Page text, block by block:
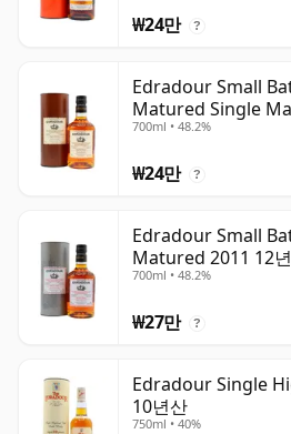
₩24만 ?
Edradour Small
Matured Single
700ml • 48.2%
₩24만 ?
Edradour Small
Matured 2011 12
700ml • 48.2%
₩27만 ?
Edradour Single
10년산
750ml • 40%